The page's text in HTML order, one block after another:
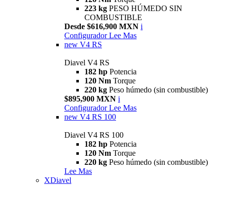
223 kg PESO HÚMEDO SIN
COMBUSTIBLE
Desde $616,900 MXN i
Configurador Lee Mas
new V4 RS
Diavel V4 RS
182 hp Potencia
120 Nm Torque
220 kg Peso húmedo (sin combustible)
$895,900 MXN i
Configurador Lee Mas
new V4 RS 100
Diavel V4 RS 100
182 hp Potencia
120 Nm Torque
220 kg Peso húmedo (sin combustible)
Lee Mas
XDiavel